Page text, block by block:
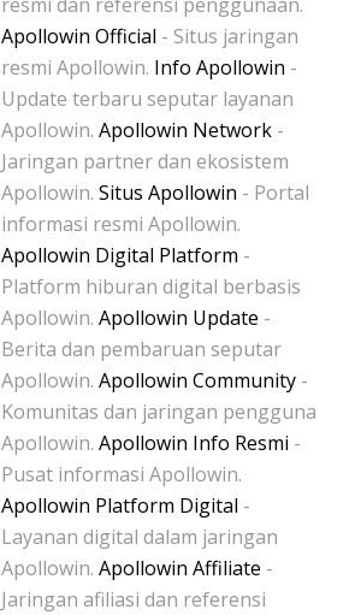
Apollowin Official - Situs jaringan
resmi Apollowin. Info Apollowin -
Update terbaru seputar layanan
Apollowin. Apollowin Network -
Jaringan partner dan ekosistem
Apollowin. Situs Apollowin - Portal
informasi resmi Apollowin.
Apollowin Digital Platform -
Platform hiburan digital berbasis
Apollowin. Apollowin Update -
Berita dan pembaruan seputar
Apollowin. Apollowin Community -
Komunitas dan jaringan pengguna
Apollowin. Apollowin Info Resmi -
Pusat informasi Apollowin.
Apollowin Platform Digital -
Layanan digital dalam jaringan
Apollowin. Apollowin Affiliate -
Jaringan afiliasi dan referensi